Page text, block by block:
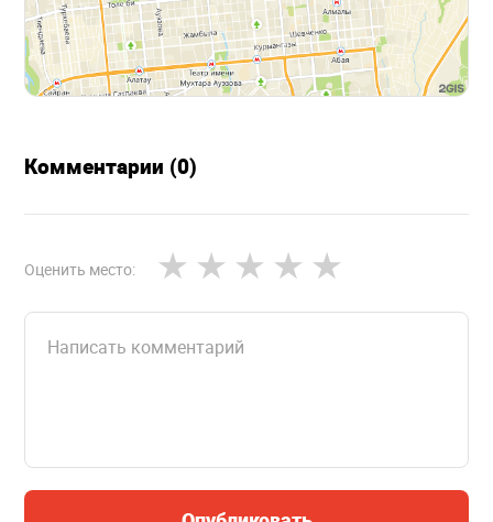
Комментарии (0)
Оценить место: